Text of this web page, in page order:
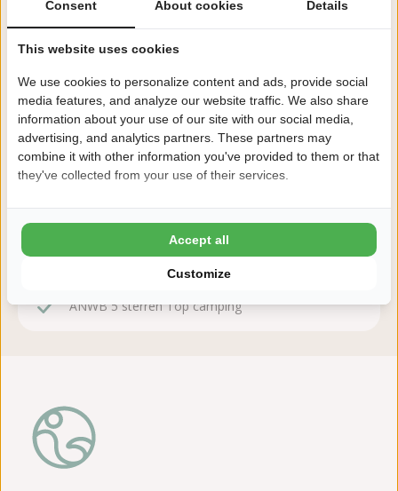
Zeker boeken!
Na het boeken heb je nog 24 uur bedenktijd om
kosteloos te wijzigen of te annuleren.
8,2 Ardoer Gastenbeoordeling
Kinderen tot en met 2 jaar gratis
ANWB 5 sterren Top camping
Consent About cookies Details
This website uses cookies
We use cookies to personalize content and ads, provide social
media features, and analyze our website traffic. We also share
information about your use of our site with our social media,
advertising, and analytics partners. These partners may
combine it with other information you've provided to them or that
they've collected from your use of their services.
Customize
Accept all